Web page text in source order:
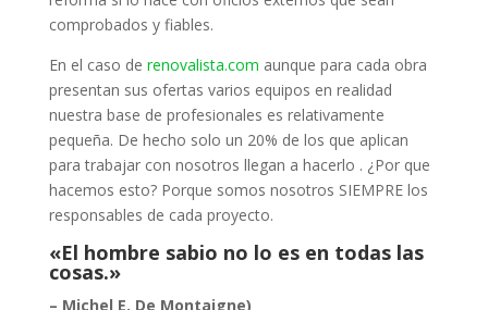
comprobados y fiables.
En el caso de renovalista.com aunque para cada obra
presentan sus ofertas varios equipos en realidad
nuestra base de profesionales es relativamente
pequeña. De hecho solo un 20% de los que aplican
para trabajar con nosotros llegan a hacerlo . ¿Por que
hacemos esto? Porque somos nosotros SIEMPRE los
responsables de cada proyecto.
«El hombre sabio no lo es en todas las
cosas.»
– Michel E. De Montaigne)